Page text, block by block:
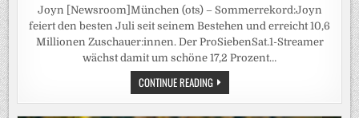
Joyn [Newsroom]München (ots) – Sommerrekord:Joyn
feiert den besten Juli seit seinem Bestehen und erreicht 10,6
Millionen Zuschauer:innen. Der ProSiebenSat.1-Streamer
wächst damit um schöne 17,2 Prozent…
CONTINUE READINGEIN
SOMMER-
STREAMING-